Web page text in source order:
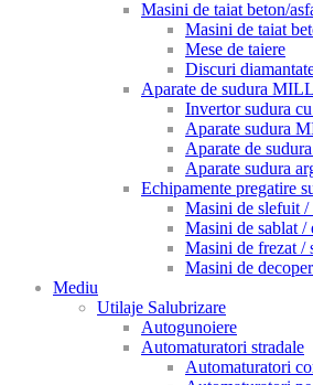
Masini de taiat beton/
Masini de taiat
Mese de taiere
Discuri
Aparate de sudura
Invertor sudura
Aparate sudura
Aparate de
Aparate sudura
Echipamente pregatire
Masini de slefuit /
Masini de sablat /
Masini de frezat /
Masini de
Mediu
Utilaje Salubrizare
Autogunoiere
Automaturatori stradale
Automaturatori